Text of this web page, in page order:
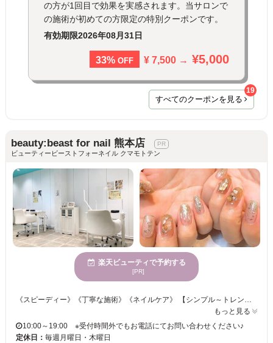
の方が1回目で効果を実感されます。当サロンで
の施術が初めての方限定の特別クーポンです。
有効期限2026年08月31日
33% OFF ¥ 7,500 → ¥5,000
すべてのクーポンを見る
19
beauty:beast for nail 熊本店
ビューティービーストフォーネイル クマモトテン
楽天ビューティで予約する
[PR]
《スピーディー》《丁寧な施術》《ネイルケア》 【シンプル～トレンドまで◆幅広いネイルデザインが魅力◆フットもOK◆】 初めての方はもちろん、ネイルにこだわりたい方にもお応えします！ オフィスで派手に出来ない方も！ イベントや記念日など特別なネイルにしたい方もお任せください♪ スカルプやお爪のケアメニューもございます。 爪のお悩みなどもご相談ください！ 指先・足先を彩り、気分リフレッシュしませんか？ 【#フットネイル #マグネット #スカルプ #ニュアンス #持ち込み #ジェルネイル #ネイルケア】
もっと見る
10:00～19:00 ※受付時間外でもお電話にてお問い合わせください♪
定休日： 毎週月曜日・木曜日